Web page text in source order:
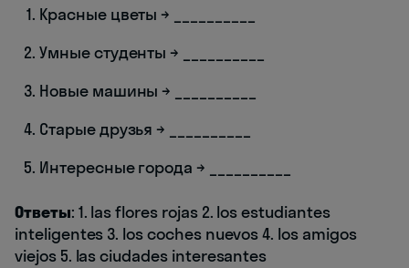
Красные цветы → __________
Умные студенты → __________
Новые машины → __________
Старые друзья → __________
Интересные города → __________
Ответы: 1. las flores rojas 2. los estudiantes
inteligentes 3. los coches nuevos 4. los amigos
viejos 5. las ciudades interesantes